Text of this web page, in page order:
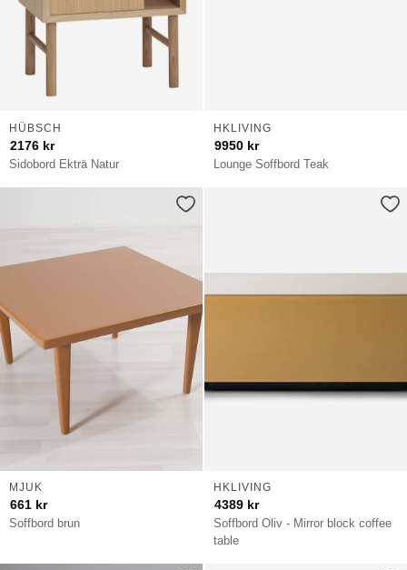
Sidobord Ekträ Natur
HÜBSCH
2176 kr
Lounge Soffbord Teak
HKLIVING
9950 kr
Soffbord brun
MJUK
661 kr
Soffbord Oliv - Mirror block coffee
table
HKLIVING
4389 kr